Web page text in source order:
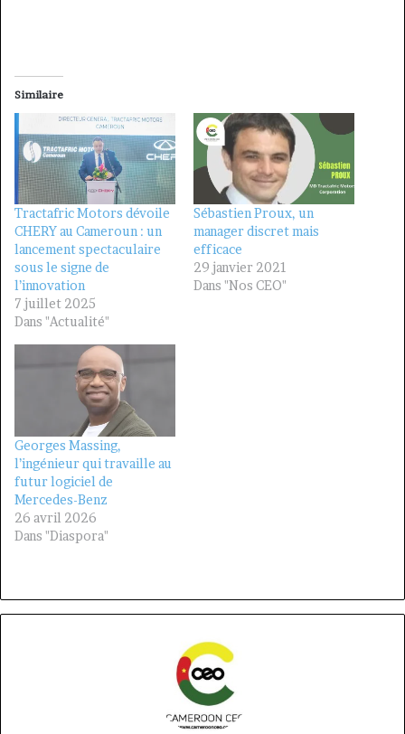
Similaire
Tractafric Motors dévoile
CHERY au Cameroun : un
lancement spectaculaire
sous le signe de
l’innovation
7 juillet 2025
Dans "Actualité"
Sébastien Proux, un
manager discret mais
efficace
29 janvier 2021
Dans "Nos CEO"
Georges Massing,
l’ingénieur qui travaille au
futur logiciel de
Mercedes-Benz
26 avril 2026
Dans "Diaspora"